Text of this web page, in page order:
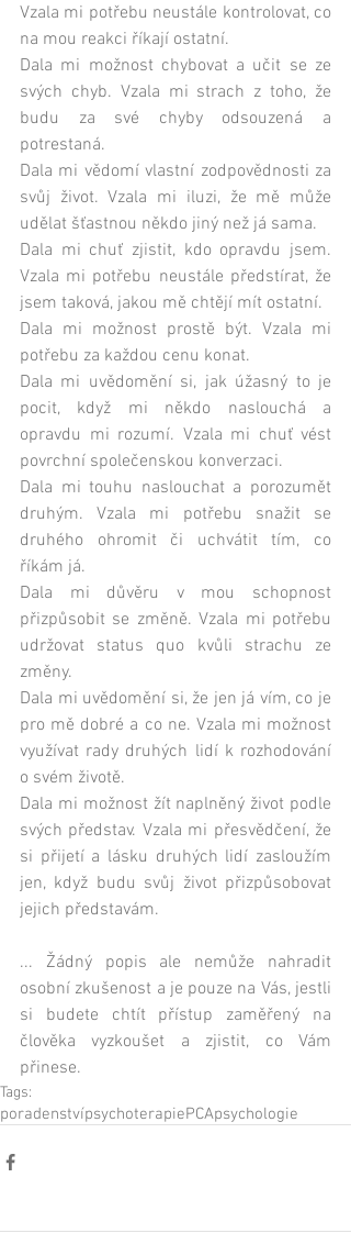
Vzala mi potřebu neustále kontrolovat, co
na mou reakci říkají ostatní.
Dala mi možnost chybovat a učit se ze
svých chyb. Vzala mi strach z toho, že
budu za své chyby odsouzená a
potrestaná.
Dala mi vědomí vlastní zodpovědnosti za
svůj život. Vzala mi iluzi, že mě může
udělat šťastnou někdo jiný než já sama.
Dala mi chuť zjistit, kdo opravdu jsem.
Vzala mi potřebu neustále předstírat, že
jsem taková, jakou mě chtějí mít ostatní.
Dala mi možnost prostě být. Vzala mi
potřebu za každou cenu konat.
Dala mi uvědomění si, jak úžasný to je
pocit, když mi někdo naslouchá a
opravdu mi rozumí. Vzala mi chuť vést
povrchní společenskou konverzaci.
Dala mi touhu naslouchat a porozumět
druhým. Vzala mi potřebu snažit se
druhého ohromit či uchvátit tím, co
říkám já.
Dala mi důvěru v mou schopnost
přizpůsobit se změně. Vzala mi potřebu
udržovat status quo kvůli strachu ze
změny.
Dala mi uvědomění si, že jen já vím, co je
pro mě dobré a co ne. Vzala mi možnost
využívat rady druhých lidí k rozhodování
o svém životě.
Dala mi možnost žít naplněný život podle
svých představ. Vzala mi přesvědčení, že
si přijetí a lásku druhých lidí zasloužím
jen, když budu svůj život přizpůsobovat
jejich představám.
... Žádný popis ale nemůže nahradit
osobní zkušenost a je pouze na Vás, jestli
si budete chtít přístup zaměřený na
člověka vyzkoušet a zjistit, co Vám
přinese.
Tags:
poradenstvípsychoterapiePCApsychologie